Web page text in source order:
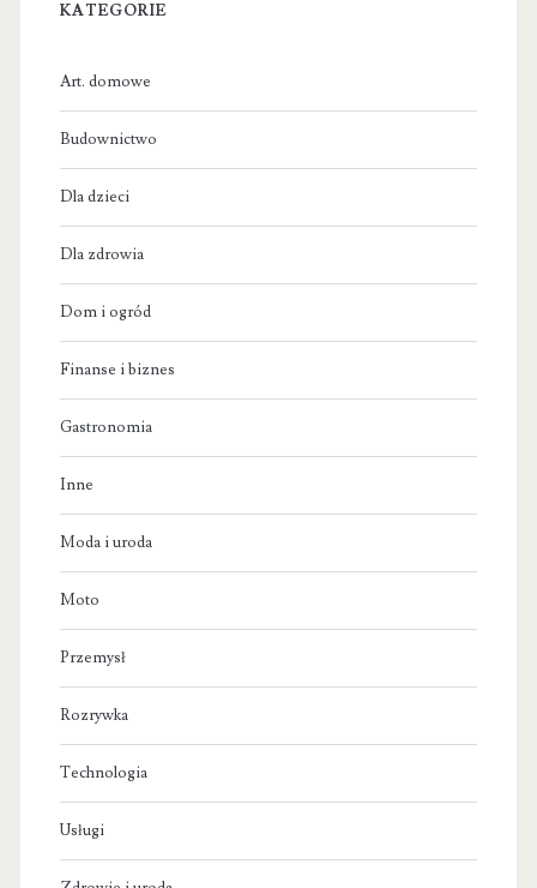
KATEGORIE
Art. domowe
Budownictwo
Dla dzieci
Dla zdrowia
Dom i ogród
Finanse i biznes
Gastronomia
Inne
Moda i uroda
Moto
Przemysł
Rozrywka
Technologia
Usługi